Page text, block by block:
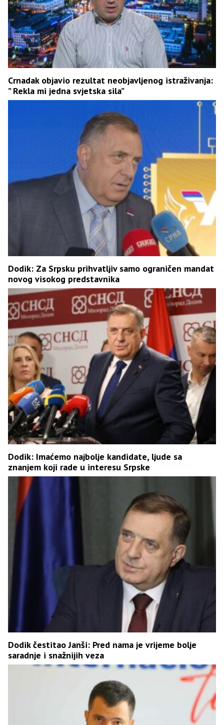
Crnadak objavio rezultat neobjavljenog istraživanja:
” Rekla mi jedna svjetska sila”
Dodik: Za Srpsku prihvatljiv samo ograničen mandat
novog visokog predstavnika
Dodik: Imaćemo najbolje kandidate, ljude sa
znanjem koji rade u interesu Srpske
Dodik čestitao Janši: Pred nama je vrijeme bolje
saradnje i snažnijih veza